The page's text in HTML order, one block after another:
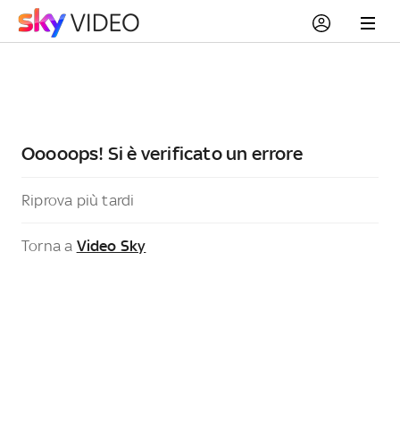
Ooooops! Si è verificato un errore
Riprova più tardi
Torna a Video Sky